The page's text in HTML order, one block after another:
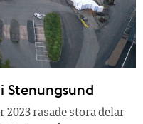
Stenungsund
2023 rasade stora delar